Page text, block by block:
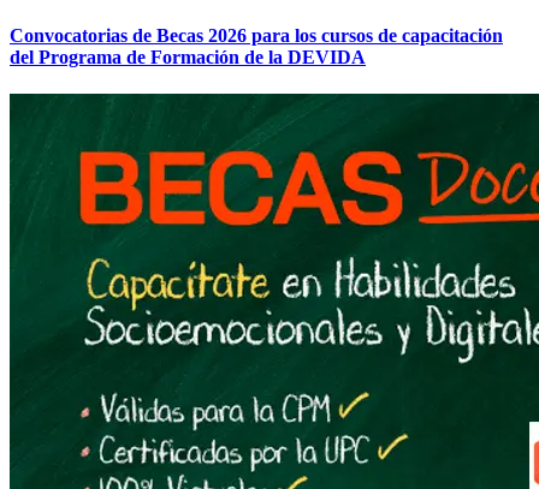
Convocatorias de Becas 2026 para los cursos de capacitación
del Programa de Formación de la DEVIDA